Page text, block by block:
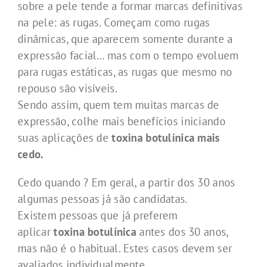
sobre a pele tende a formar marcas definitivas
na pele: as rugas. Começam como rugas
dinâmicas, que aparecem somente durante a
expressão facial… mas com o tempo evoluem
para rugas estáticas, as rugas que mesmo no
repouso são visíveis.
Sendo assim, quem tem muitas marcas de
expressão, colhe mais benefícios iniciando
suas aplicações detoxina botulínica mais
cedo.
Cedo quando ? Em geral, a partir dos 30 anos
algumas pessoas já são candidatas.
Existem pessoas que já preferem
aplicartoxina botulínicaantes dos 30 anos,
mas não é o habitual. Estes casos devem ser